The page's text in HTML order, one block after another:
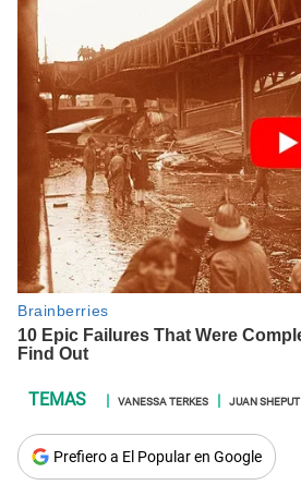
VANESSA TERKES JUAN SHEPUT
Prefiero a El Popular en Google